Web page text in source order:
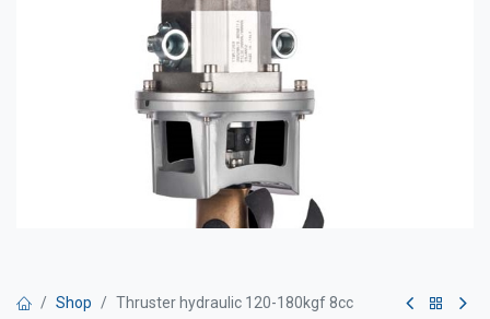
Shop Thruster hydraulic 120-180kgf 8cc